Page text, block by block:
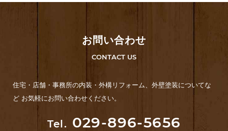
お問い合わせ
CONTACT US
住宅・店舗・事務所の内装・外構リフォーム、外壁塗装についてな
ど お気軽にお問い合わせください。
Tel. 029-896-5656